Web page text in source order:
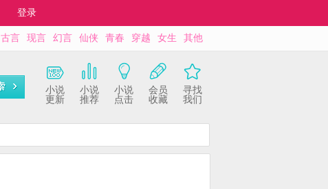
登录
古言 现言 幻言 仙侠 青春 穿越 女生 其他
小说
更新
小说
推荐
小说
点击
会员
收藏
寻找
我们